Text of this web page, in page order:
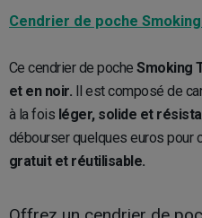
Cendrier de poche
Ce cendrier de poche Smoking
et en noir. Il est composé de
à la fois léger, solide et
débourser quelques euros pour
gratuit et réutilisable.